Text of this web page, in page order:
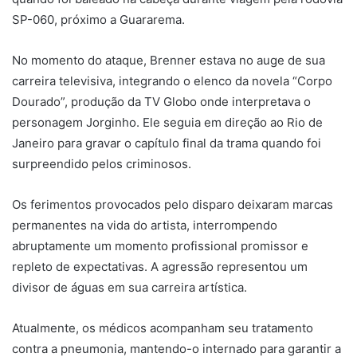
SP-060, próximo a Guararema.
No momento do ataque, Brenner estava no auge de sua
carreira televisiva, integrando o elenco da novela “Corpo
Dourado”, produção da TV Globo onde interpretava o
personagem Jorginho. Ele seguia em direção ao Rio de
Janeiro para gravar o capítulo final da trama quando foi
surpreendido pelos criminosos.
Os ferimentos provocados pelo disparo deixaram marcas
permanentes na vida do artista, interrompendo
abruptamente um momento profissional promissor e
repleto de expectativas. A agressão representou um
divisor de águas em sua carreira artística.
Atualmente, os médicos acompanham seu tratamento
contra a pneumonia, mantendo-o internado para garantir a